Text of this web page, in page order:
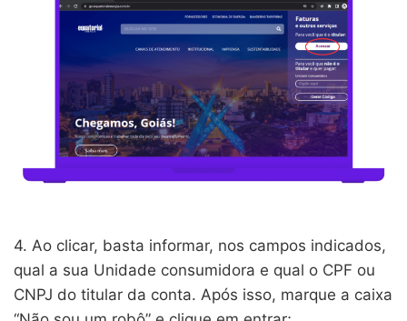
4. Ao clicar, basta informar, nos campos indicados,
qual a sua Unidade consumidora e qual o CPF ou
CNPJ do titular da conta. Após isso, marque a caixa